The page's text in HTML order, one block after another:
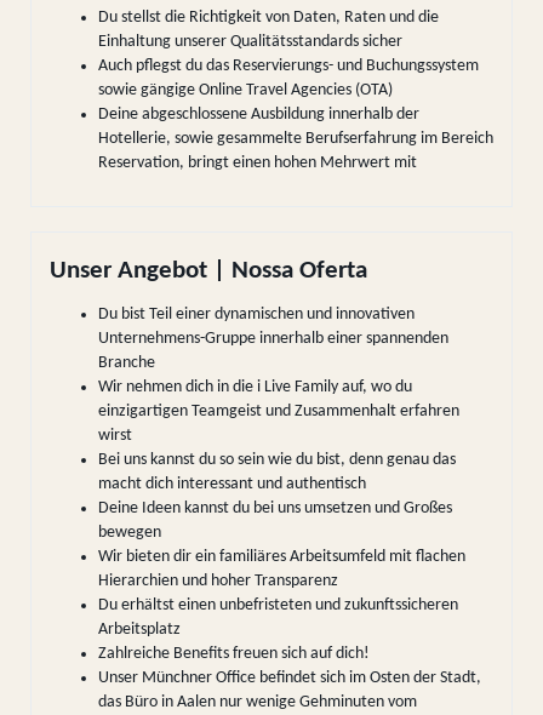
Du stellst die Richtigkeit von Daten, Raten und die
Einhaltung unserer Qualitätsstandards sicher
Auch pflegst du das Reservierungs- und Buchungssystem
sowie gängige Online Travel Agencies (OTA)
Deine abgeschlossene Ausbildung innerhalb der
Hotellerie, sowie gesammelte Berufserfahrung im Bereich
Reservation, bringt einen hohen Mehrwert mit
Unser Angebot | Nossa Oferta
Du bist Teil einer dynamischen und innovativen
Unternehmens-Gruppe innerhalb einer spannenden
Branche
Wir nehmen dich in die i Live Family auf, wo du
einzigartigen Teamgeist und Zusammenhalt erfahren
wirst
Bei uns kannst du so sein wie du bist, denn genau das
macht dich interessant und authentisch
Deine Ideen kannst du bei uns umsetzen und Großes
bewegen
Wir bieten dir ein familiäres Arbeitsumfeld mit flachen
Hierarchien und hoher Transparenz
Du erhältst einen unbefristeten und zukunftssicheren
Arbeitsplatz
Zahlreiche Benefits freuen sich auf dich!
Unser Münchner Office befindet sich im Osten der Stadt,
das Büro in Aalen nur wenige Gehminuten vom